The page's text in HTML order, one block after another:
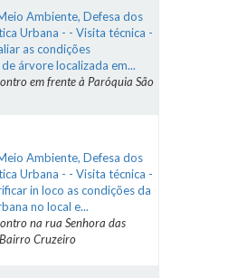
Ambiente, Defesa dos
Urbana - - Visita técnica -
as condições
árvore localizada em...
em frente à Paróquia São
Ambiente, Defesa dos
Urbana - - Visita técnica -
in loco as condições da
no local e...
na rua Senhora das
Cruzeiro